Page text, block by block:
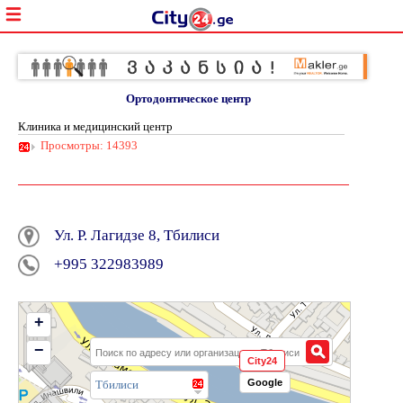
Ортодонтическое центр
Клиника и медицинский центр
Просмотры: 14393
Ул. Р. Лагидзе 8, Тбилиси
+995 322983989
Тбилиси
+
−
City24
Google